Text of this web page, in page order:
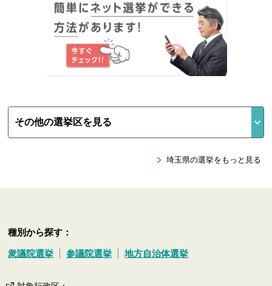
埼玉県の選挙をもっと見る
種別から探す：
衆議院選挙 参議院選挙 地方自治体選挙